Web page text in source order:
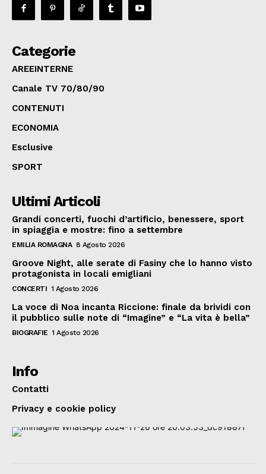
Categorie
AREEINTERNE
Canale TV 70/80/90
CONTENUTI
ECONOMIA
Esclusive
SPORT
Ultimi Articoli
Grandi concerti, fuochi d’artificio, benessere, sport
in spiaggia e mostre: fino a settembre
EMILIA ROMAGNA 8 Agosto 2026
Groove Night, alle serate di Fasiny che lo hanno visto
protagonista in locali emigliani
CONCERTI 1 Agosto 2026
La voce di Noa incanta Riccione: finale da brividi con
il pubblico sulle note di “Imagine” e “La vita è bella”
BIOGRAFIE 1 Agosto 2026
Info
Contatti
Privacy e cookie policy